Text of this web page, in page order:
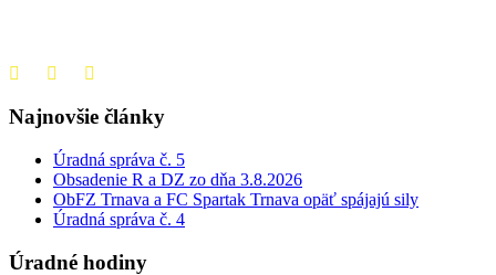
Najnovšie články
Úradná správa č. 5
Obsadenie R a DZ zo dňa 3.8.2026
ObFZ Trnava a FC Spartak Trnava opäť spájajú sily
Úradná správa č. 4
Úradné hodiny